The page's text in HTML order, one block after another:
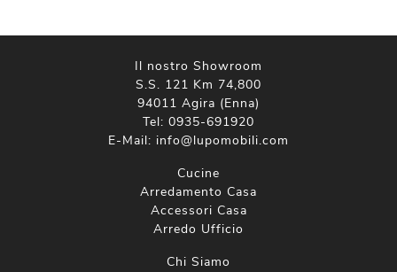
Il nostro Showroom
S.S. 121 Km 74,800
94011 Agira (Enna)
Tel: 0935-691920
E-Mail: info@lupomobili.com
Cucine
Arredamento Casa
Accessori Casa
Arredo Ufficio
Chi Siamo